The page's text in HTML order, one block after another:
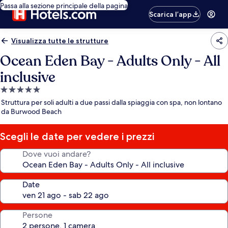
Passa alla sezione principale della pagina
Scarica l’app
Visualizza tutte le strutture
Ocean Eden Bay - Adults Only - All
inclusive
Struttura
a
5.0
stelle
Struttura per soli adulti a due passi dalla spiaggia con spa, non lontano
da Burwood Beach
Scegli le date per vedere i prezzi
Dove vuoi andare?
Date
Persone